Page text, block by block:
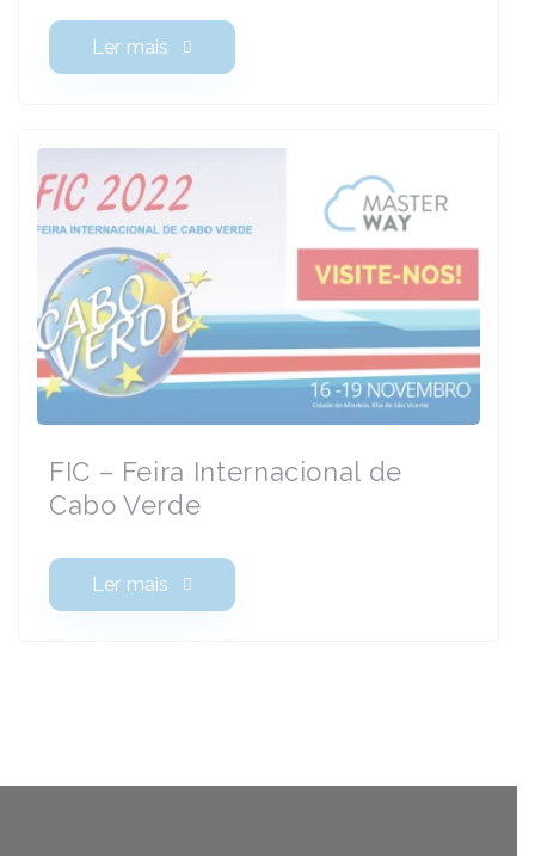
Ler mais
FIC – Feira Internacional de
Cabo Verde
Ler mais